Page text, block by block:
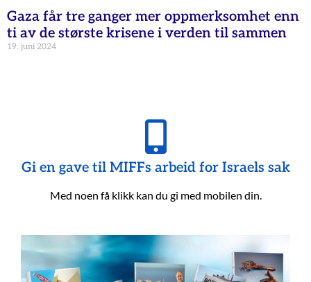
Gaza får tre ganger mer oppmerksomhet enn
ti av de største krisene i verden til sammen
19. juni 2024
Gi en gave til MIFFs arbeid for Israels sak
Med noen få klikk kan du gi med mobilen din.